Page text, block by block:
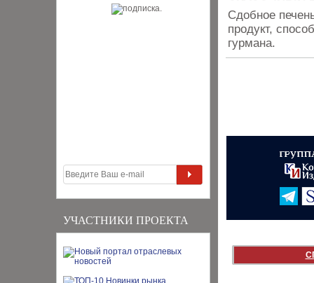
УЧАСТНИКИ ПРОЕКТА
Сдобное
продукт,
гурмана.